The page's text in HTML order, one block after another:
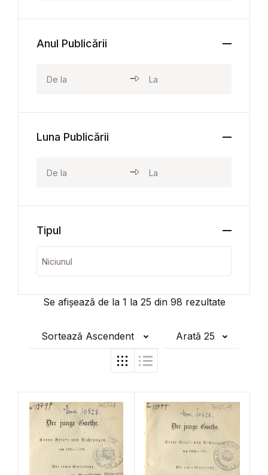
Se afișează de la 1 la 25 din 98 rezultate
Sortează Ascendent Arată 25
Anul Publicării
Luna Publicării
Tipul